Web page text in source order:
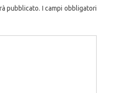
pubblicato. I campi obbligatori